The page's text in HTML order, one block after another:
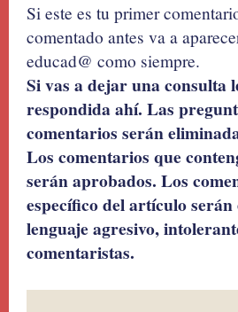
Si este es tu primer
comentado antes va a
educad@ como siempre.
Si vas a dejar una consulta
respondida ahí. Las
comentarios serán
Los comentarios que
serán aprobados. Los
específico del artículo
lenguaje agresivo,
comentaristas.